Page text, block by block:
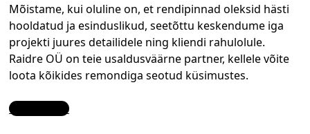
Mõistame, kui oluline on, et rendipinnad oleksid hästi
hooldatud ja esinduslikud, seetõttu keskendume iga
projekti juures detailidele ning kliendi rahulolule.
Raidre OÜ on teie usaldusväärne partner, kellele võite
loota kõikides remondiga seotud küsimustes.
Contact Us